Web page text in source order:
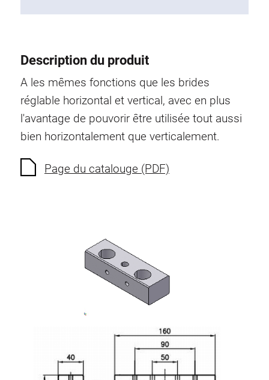
Description du produit
A les mêmes fonctions que les brides
réglable horizontal et vertical, avec en plus
l'avantage de pouvorir être utilisée tout aussi
bien horizontalement que verticalement.
Page du catalouge (PDF)